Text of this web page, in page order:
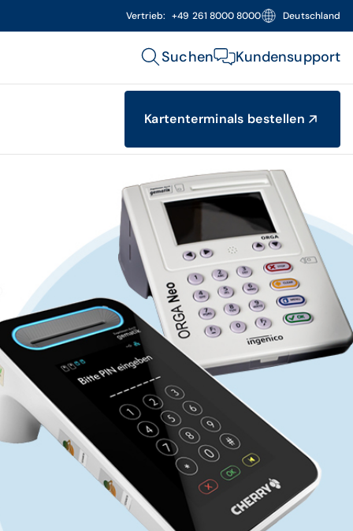
Vertrieb: +49 261 8000 8000 Deutschland
Suchen Kundensupport
Kartenterminals bestellen